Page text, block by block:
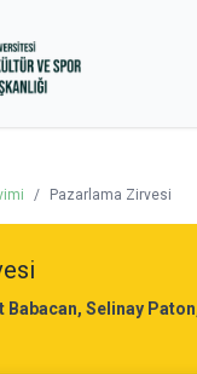
/ Pazarlama Zirvesi
Babacan, Selinay